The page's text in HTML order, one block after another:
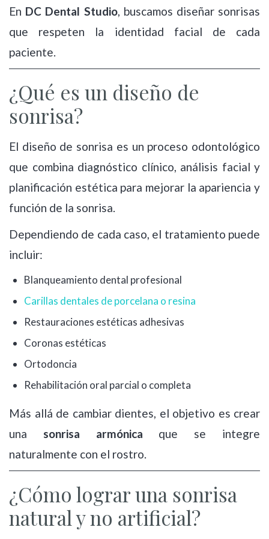
En DC Dental Studio, buscamos diseñar sonrisas
que respeten la identidad facial de cada
paciente.
¿Qué es un diseño de
sonrisa?
El diseño de sonrisa es un proceso odontológico
que combina diagnóstico clínico, análisis facial y
planificación estética para mejorar la apariencia y
función de la sonrisa.
Dependiendo de cada caso, el tratamiento puede
incluir:
Blanqueamiento dental profesional
Carillas dentales de porcelana o resina
Restauraciones estéticas adhesivas
Coronas estéticas
Ortodoncia
Rehabilitación oral parcial o completa
Más allá de cambiar dientes, el objetivo es crear
una sonrisa armónica que se integre
naturalmente con el rostro.
¿Cómo lograr una sonrisa
natural y no artificial?